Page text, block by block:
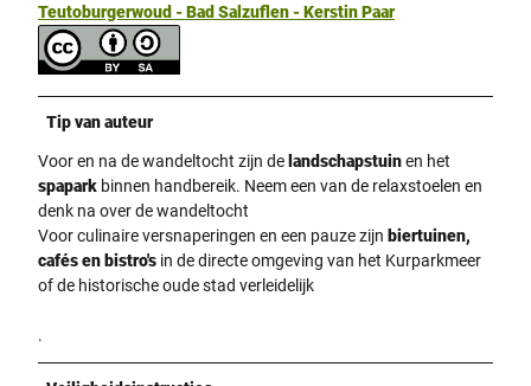
Teutoburgerwoud - Bad Salzuflen - Kerstin Paar
Tip van auteur
Voor en na de wandeltocht zijn de landschapstuinen het
spapark binnen handbereik. Neem een van de relaxstoelen en
denk na over de wandeltocht
Voor culinaire versnaperingen en een pauze zijn biertuinen,
cafés en bistro's in de directe omgeving van het Kurparkmeer
of de historische oude stad verleidelijk
.